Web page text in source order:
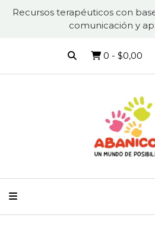
Recursos terapéuticos con
comunicación y
0 - $0,00